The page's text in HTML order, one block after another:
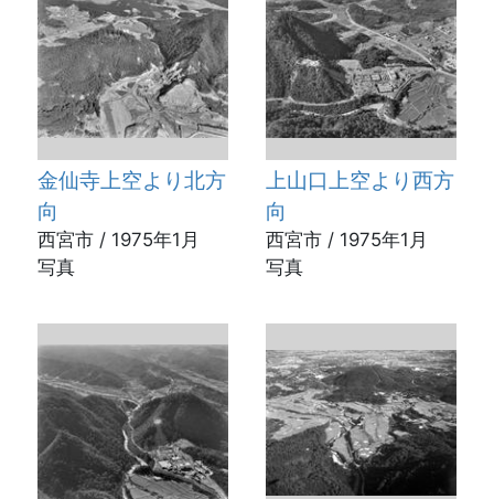
金仙寺上空より北方
向
西宮市 / 1975年1月
写真
上山口上空より西方
向
西宮市 / 1975年1月
写真